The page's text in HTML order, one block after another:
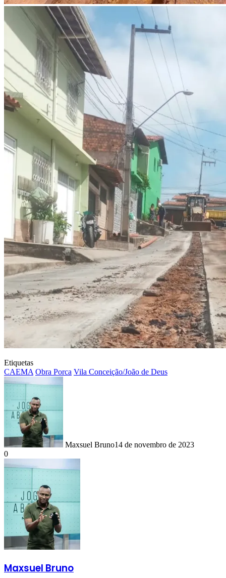
Etiquetas
CAEMA Obra Porca Vila Conceição/João de Deus
Maxsuel Bruno14 de novembro de 2023
0
Maxsuel Bruno